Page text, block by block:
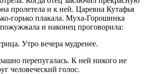
пролетела и к ней. Царевна Кутафья
горько плакала. Муха-Горошинка
пожужжала и наконец проговорила:
Утро вечера мудренее.
перепугалась. К ней никого не
человеческий голос.